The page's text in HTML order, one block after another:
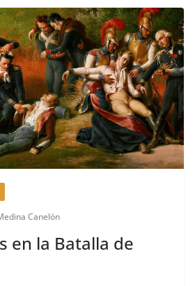
ar
tir
Canelón
en la Batalla de